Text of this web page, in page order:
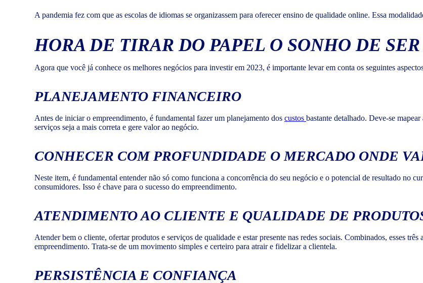
A pandemia fez com que as escolas de idiomas se organizassem para oferecer ensino de qualidade online. Essa
HORA DE TIRAR DO PAPEL O SONHO DE
Agora que você já conhece os melhores negócios para investir em 2023, é importante levar em conta os seguintes
PLANEJAMENTO FINANCEIRO
Antes de iniciar o empreendimento, é fundamental fazer um planejamento dos custos bastante detalhado. Deve-se
serviços seja a mais correta e gere valor ao negócio.
CONHECER COM PROFUNDIDADE O MERCADO ONDE
Neste item, é fundamental entender não só como funciona a concorrência do seu negócio e o potencial de resultado no
consumidores. Isso é chave para o sucesso do empreendimento.
ATENDIMENTO AO CLIENTE E QUALIDADE DE
Atender bem o cliente, ofertar produtos e serviços de qualidade e estar presente nas redes sociais. Combinados, esses
empreendimento. Trata-se de um movimento simples e certeiro para atrair e fidelizar a clientela.
PERSISTÊNCIA E CONFIANÇA